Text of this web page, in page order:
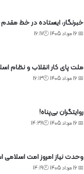
خبرنگار، ایستاده در خط
📅 16 مرداد 1405 🕙16:17
ملت پای کار انقلاب و نظام
📅 16 مرداد 1405 🕙16:13
روایتگران بی‌پناه!
📅 16 مرداد 1405 🕙14:38
وحدت نیاز امروز امت
📅 16 مرداد 1405 🕙14:19